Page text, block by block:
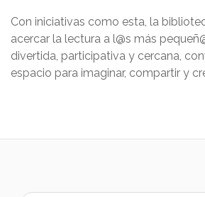
Con iniciativas como esta, la
acercar la lectura a l@s más
divertida, participativa y cercana,
espacio para imaginar, compartir y